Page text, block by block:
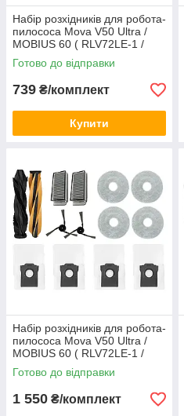
Набір розхідників для робота-
пилососа Mova V50 Ultra /
MOBIUS 60 ( RLV72LE-1 /
RLV72LE-1-bl / RLV83LE ) №1
Готово до відправки
739 ₴/комплект
Купити
Набір розхідників для робота-
пилососа Mova V50 Ultra /
MOBIUS 60 ( RLV72LE-1 /
RLV72LE-1-bl / RLV83LE ) №3
Готово до відправки
1 550 ₴/комплект